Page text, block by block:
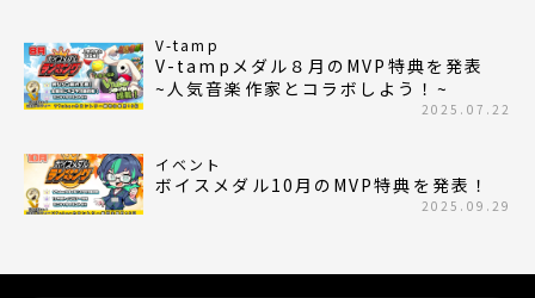
V-tamp
V-tampメダル８月のMVP特典を発表
~人気音楽作家とコラボしよう！~
2025.07.22
イベント
ボイスメダル10月のMVP特典を発表！
2025.09.29